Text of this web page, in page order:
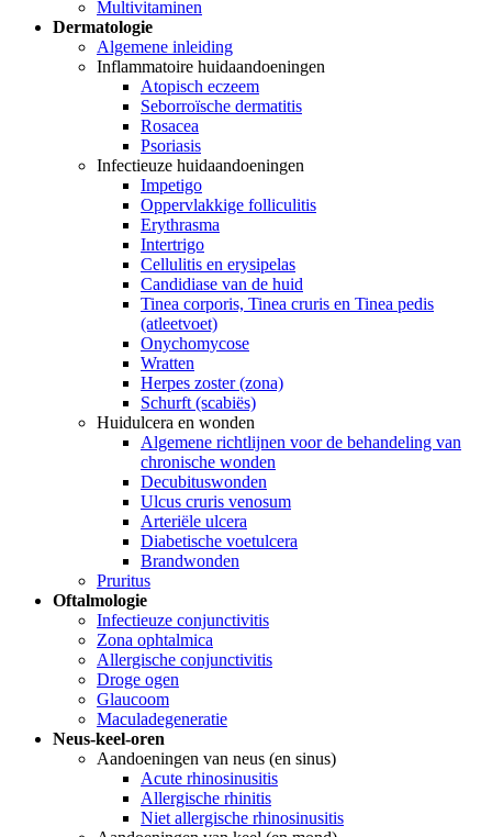
Multivitaminen
Dermatologie
Algemene inleiding
Inflammatoire huidaandoeningen
Atopisch eczeem
Seborroïsche dermatitis
Rosacea
Psoriasis
Infectieuze huidaandoeningen
Impetigo
Oppervlakkige folliculitis
Erythrasma
Intertrigo
Cellulitis en erysipelas
Candidiase van de huid
Tinea corporis, Tinea cruris en Tinea pedis
(atleetvoet)
Onychomycose
Wratten
Herpes zoster (zona)
Schurft (scabiës)
Huidulcera en wonden
Algemene richtlijnen voor de behandeling van
chronische wonden
Decubituswonden
Ulcus cruris venosum
Arteriële ulcera
Diabetische voetulcera
Brandwonden
Pruritus
Oftalmologie
Infectieuze conjunctivitis
Zona ophtalmica
Allergische conjunctivitis
Droge ogen
Glaucoom
Maculadegeneratie
Neus-keel-oren
Aandoeningen van neus (en sinus)
Acute rhinosinusitis
Allergische rhinitis
Niet allergische rhinosinusitis